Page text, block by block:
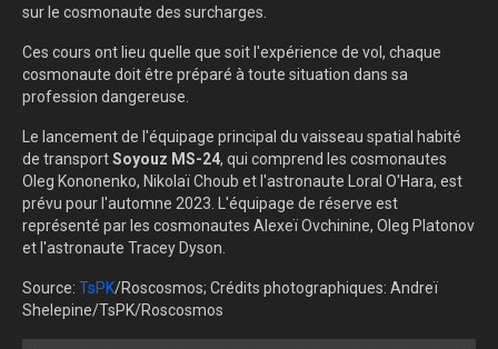
sur le cosmonaute des surcharges.
Ces cours ont lieu quelle que soit l'expérience de vol, chaque
cosmonaute doit être préparé à toute situation dans sa
profession dangereuse.
Le lancement de l'équipage principal du vaisseau spatial habité
de transportSoyouz MS-24, qui comprend les cosmonautes
Oleg Kononenko, Nikolaï Choub et l'astronaute Loral O'Hara, est
prévu pour l'automne 2023. L'équipage de réserve est
représenté par les cosmonautes Alexeï Ovchinine, Oleg Platonov
et l'astronaute Tracey Dyson.
Source: TsPK/Roscosmos; Crédits photographiques: Andreï
Shelepine/TsPK/Roscosmos